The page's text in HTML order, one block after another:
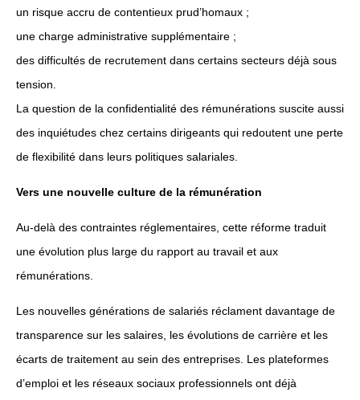
un risque accru de contentieux prud’homaux ;
une charge administrative supplémentaire ;
des difficultés de recrutement dans certains secteurs déjà sous
tension.
La question de la confidentialité des rémunérations suscite aussi
des inquiétudes chez certains dirigeants qui redoutent une perte
de flexibilité dans leurs politiques salariales.
Vers une nouvelle culture de la rémunération
Au-delà des contraintes réglementaires, cette réforme traduit
une évolution plus large du rapport au travail et aux
rémunérations.
Les nouvelles générations de salariés réclament davantage de
transparence sur les salaires, les évolutions de carrière et les
écarts de traitement au sein des entreprises. Les plateformes
d’emploi et les réseaux sociaux professionnels ont déjà